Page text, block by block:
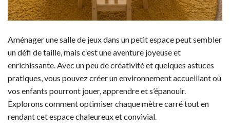
Aménager une salle de jeux dans un petit espace peut sembler
un défi de taille, mais c’est une aventure joyeuse et
enrichissante. Avec un peu de créativité et quelques astuces
pratiques, vous pouvez créer un environnement accueillant où
vos enfants pourront jouer, apprendre et s’épanouir.
Explorons comment optimiser chaque mètre carré tout en
rendant cet espace chaleureux et convivial.